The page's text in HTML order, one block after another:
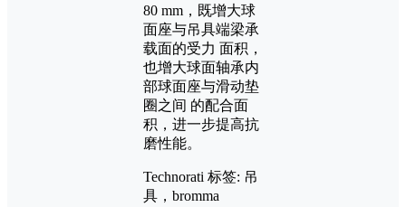
80 mm，既增大球
面座与吊具端梁承
载面的受力 面积，
也增大球面轴承内
部球面座与滑动垫
圈之间 的配合面
积，进一步提高抗
磨性能。
Technorati 标签: 吊
具，bromma